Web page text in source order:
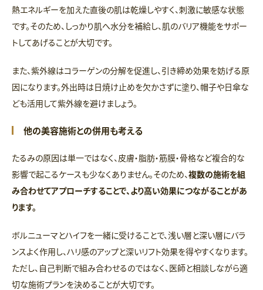
熱エネルギーを加えた直後の肌は乾燥しやすく、刺激に敏感な状態
です。そのため、しっかり肌へ水分を補給し、肌のバリア機能をサポー
トしてあげることが大切です。
また、紫外線はコラーゲンの分解を促進し、引き締め効果を妨げる原
因になります。外出時は日焼け止めを欠かさずに塗り、帽子や日傘な
ども活用して紫外線を避けましょう。
他の美容施術との併用も考える
たるみの原因は単一ではなく、皮膚・脂肪・筋膜・骨格など複合的な
影響で起こるケースも少なくありません。そのため、複数の施術を組
み合わせてアプローチすることで、より高い効果につながることがあ
ります。
ボルニューマとハイフを一緒に受けることで、浅い層と深い層にバラ
ンスよく作用し、ハリ感のアップと深いリフト効果を得やすくなります。
ただし、自己判断で組み合わせるのではなく、医師と相談しながら適
切な施術プランを決めることが大切です。